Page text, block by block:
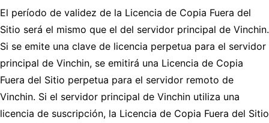
El período de validez de la Licencia de Copia Fuera del
Sitio será el mismo que el del servidor principal de Vinchin.
Si se emite una clave de licencia perpetua para el servidor
principal de Vinchin, se emitirá una Licencia de Copia
Fuera del Sitio perpetua para el servidor remoto de
Vinchin. Si el servidor principal de Vinchin utiliza una
licencia de suscripción, la Licencia de Copia Fuera del Sitio